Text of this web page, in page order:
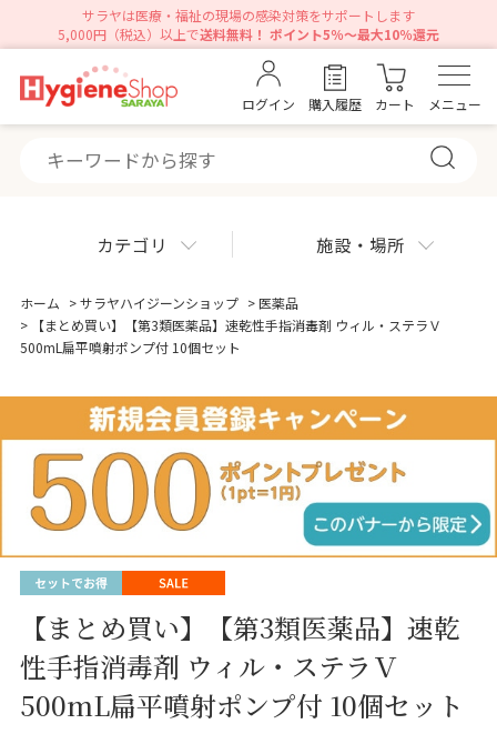
サラヤは医療・福祉の現場の感染対策をサポートします
5,000円（税込）以上で送料無料！ ポイント5％～最大10％還元
ログイン 購入履歴 カート メニュー
カテゴリ 施設・場所
ホーム >サラヤハイジーンショップ >医薬品
>
【まとめ買い】【第3類医薬品】速乾性手指消毒剤 ウィル・ステラＶ
500mL扁平噴射ポンプ付 10個セット
【まとめ買い】【第3類医薬品】速乾
性手指消毒剤 ウィル・ステラＶ
500mL扁平噴射ポンプ付 10個セット